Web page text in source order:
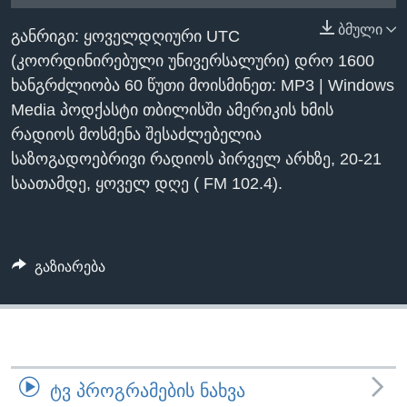
ᲯᲐᲜᲛᲠᲗᲔᲚᲝᲑᲐ
ᲛᲔᲪᲜᲘᲔᲠᲔᲑᲐ
ᲘᲜᲢᲔᲠᲕᲘᲣ
ᲙᲣᲚᲢᲣᲠᲐ
ᲒᲐᲚᲘᲚᲔᲝ
Learning English
ᲗᲕᲐᲚᲘ ᲒᲕᲐᲓᲔᲕᲜᲔᲗ
ენები
ბმული
განრიგი: ყოველდღიური UTC
(კოორდინირებული უნივერსალური) დრო 1600
ხანგრძლიობა 60 წუთი მოისმინეთ: MP3 | Windows
Media პოდქასტი თბილისში ამერიკის ხმის
რადიოს მოსმენა შესაძლებელია
საზოგადოებრივი რადიოს პირველ არხზე, 20-21
საათამდე, ყოველ დღე ( FM 102.4).
გაზიარება
ᲢᲕ ᲞᲠᲝᲒᲠᲐᲛᲔᲑᲘᲡ ᲜᲐᲮᲕᲐ